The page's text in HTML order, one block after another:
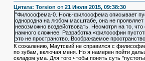
Цитата: Torsion от 21 Июля 2015, 09:38:30
"Философема-0. Ноль-философема описывает
однородна на любом масштабе, она не проявляет
невозможно воздействовать. Несмотря на то,
намного сложнее. Разработка «философии
это не пространство. Воображаемое
К сожалению, Маутский не справился с
по зубам, включая меня. Но я намерен пойти
складом ума. Для того чтобы понять суть